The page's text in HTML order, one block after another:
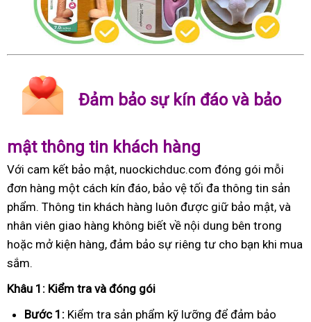
Đảm bảo sự kín đáo và bảo
mật thông tin khách hàng
Với cam kết bảo mật, nuockichduc.com đóng gói mỗi
đơn hàng một cách kín đáo, bảo vệ tối đa thông tin sản
phẩm. Thông tin khách hàng luôn được giữ bảo mật, và
nhân viên giao hàng không biết về nội dung bên trong
hoặc mở kiện hàng, đảm bảo sự riêng tư cho bạn khi mua
sắm.
Khâu 1: Kiểm tra và đóng gói
Bước 1: Kiểm tra sản phẩm kỹ lưỡng để đảm bảo